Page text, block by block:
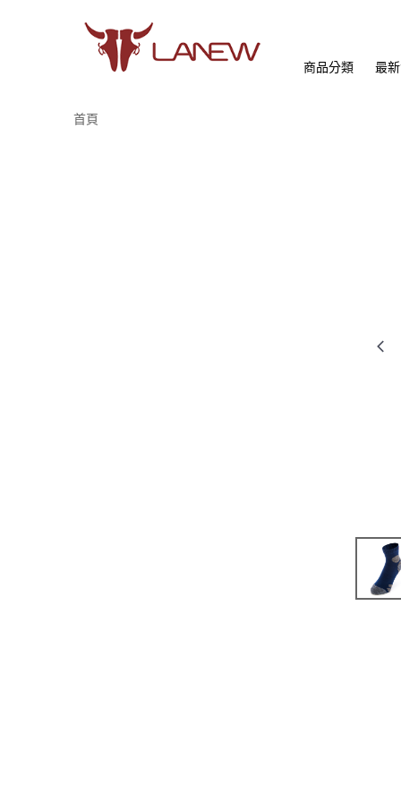
商品分類 最
首頁